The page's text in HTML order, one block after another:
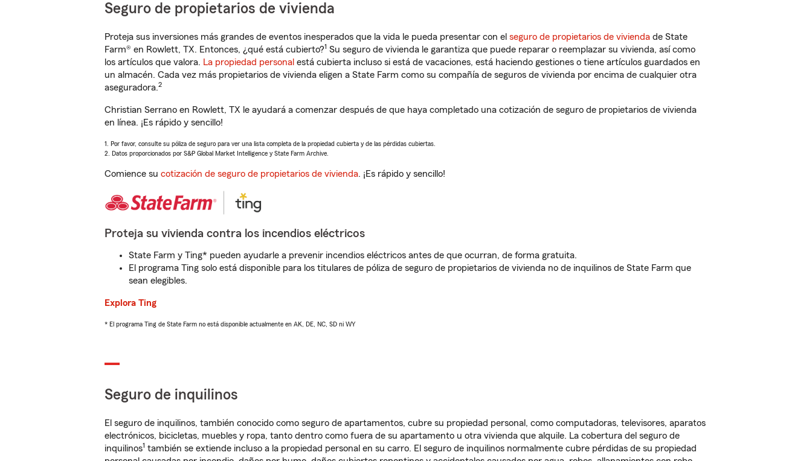
Seguro de propietarios de vivienda
Proteja sus inversiones más grandes de eventos inesperados que la vida le pueda presentar con el seguro de propietarios de vivienda de State
Farm® en Rowlett, TX. Entonces, ¿qué está cubierto?1 Su seguro de vivienda le garantiza que puede reparar o reemplazar su vivienda, así como
los artículos que valora. La propiedad personal está cubierta incluso si está de vacaciones, está haciendo gestiones o tiene artículos guardados en
un almacén. Cada vez más propietarios de vivienda eligen a State Farm como su compañía de seguros de vivienda por encima de cualquier otra
aseguradora.2
Christian Serrano en Rowlett, TX le ayudará a comenzar después de que haya completado una cotización de seguro de propietarios de vivienda
en línea. ¡Es rápido y sencillo!
1. Por favor, consulte su póliza de seguro para ver una lista completa de la propiedad cubierta y de las pérdidas cubiertas.
2. Datos proporcionados por S&P Global Market Intelligence y State Farm Archive.
Comience su cotización de seguro de propietarios de vivienda. ¡Es rápido y sencillo!
Proteja su vivienda contra los incendios eléctricos
State Farm y Ting* pueden ayudarle a prevenir incendios eléctricos antes de que ocurran, de forma gratuita.
El programa Ting solo está disponible para los titulares de póliza de seguro de propietarios de vivienda no de inquilinos de State Farm que
sean elegibles.
Explora Ting
* El programa Ting de State Farm no está disponible actualmente en AK, DE, NC, SD ni WY
Seguro de inquilinos
El seguro de inquilinos, también conocido como seguro de apartamentos, cubre su propiedad personal, como computadoras, televisores, aparatos
electrónicos, bicicletas, muebles y ropa, tanto dentro como fuera de su apartamento u otra vivienda que alquile. La cobertura del seguro de
inquilinos1 también se extiende incluso a la propiedad personal en su carro. El seguro de inquilinos normalmente cubre pérdidas de su propiedad